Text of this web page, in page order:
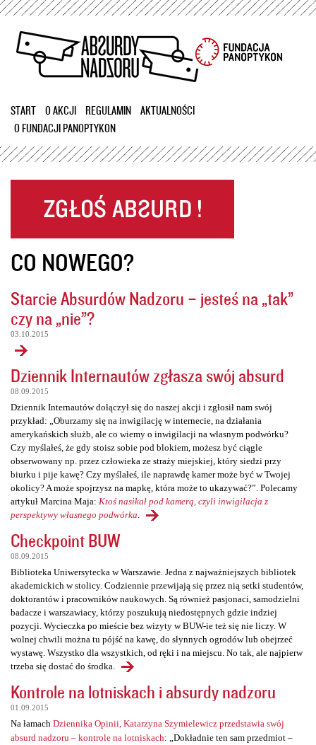
Przejdź
treści
START O AKCJI REGULAMIN
AKTUALNOŚCI
O FUNDACJI PANOPTYKON
CO NOWEGO?
Starcie Absurdów Nadzoru – jesteś na „tak”
czy na „nie”?
03.10.2015
Dziennik Internautów zgłasza swój absurd
08.09.2015
Dziennik Internautów dołączył się do naszej akcji i zgłosił nam swój
przykład: „Oburzamy się na inwigilację w internecie, na działania
amerykańskich służb, ale co wiemy o inwigilacji na własnym podwórku?
Czy myślałeś, że gdy stoisz sobie pod blokiem, możesz być ciągle
obserwowany np. przez człowieka ze straży miejskiej, który siedzi przy
biurku i pije kawę? Czy myślałeś, ile naprawdę kamer może być w Twojej
okolicy? A może spojrzysz na mapkę, która może to ukazywać?”. Polecamy
artykuł Marcina Maja: Ktoś nasikał pod kamerą, czyli inwigilacja z
perspektywy własnego podwórka
Checkpoint BUW
08.09.2015
Biblioteka Uniwersytecka w Warszawie. Jedna z najważniejszych bibliotek
akademickich w stolicy. Codziennie przewijają się przez nią setki studentów,
doktorantów i pracowników naukowych. Są również pasjonaci, samodzielni
badacze i warszawiacy, którzy poszukują niedostępnych gdzie indziej
pozycji. Wycieczka po mieście bez wizyty w BUW-ie też się nie liczy. W
wolnej chwili można tu pójść na kawę, do słynnych ogrodów lub obejrzeć
wystawę. Wszystko dla wszystkich, od ręki i na miejscu. No tak, ale najpierw
trzeba się dostać do środka.
Kontrole na lotniskach i absurdy nadzoru
01.09.2015
Na łamach Dziennika Opinii, Katarzyna Szymielewicz przedstawia swój
absurd nadzoru – kontrole na lotniskach: „Dokładnie ten sam przedmiot –